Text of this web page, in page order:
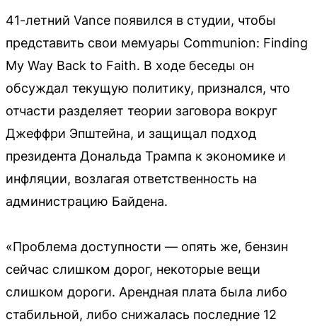
41-летний Vance появился в студии, чтобы
представить свои мемуары Communion: Finding
My Way Back to Faith. В ходе беседы он
обсуждал текущую политику, признался, что
отчасти разделяет теории заговора вокруг
Джеффри Эпштейна, и защищал подход
президента Дональда Трампа к экономике и
инфляции, возлагая ответственность на
администрацию Байдена.
«Проблема доступности — опять же, бензин
сейчас слишком дорог, некоторые вещи
слишком дороги. Арендная плата была либо
стабильной, либо снижалась последние 12